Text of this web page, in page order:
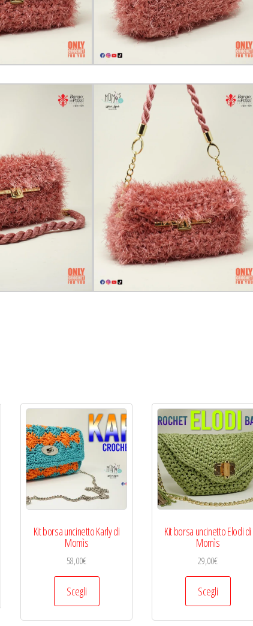
Kit borsa uncinetto Karly di
Momìs
58,00€
Scegli
Questo
Kit borsa uncinetto Elodi di
Momìs
29,00€
Scegli
Questo